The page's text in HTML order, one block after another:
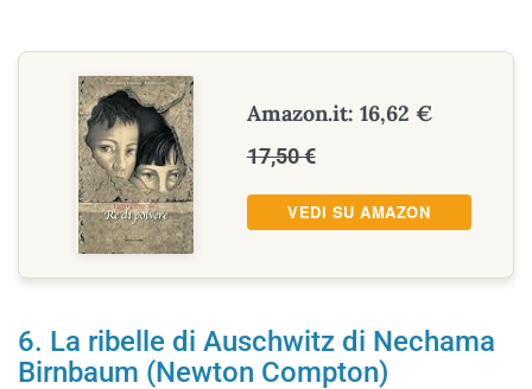
Amazon.it: 16,62 €
17,50 €
VEDI SU AMAZON
6. La ribelle di Auschwitz di Nechama
Birnbaum (Newton Compton)